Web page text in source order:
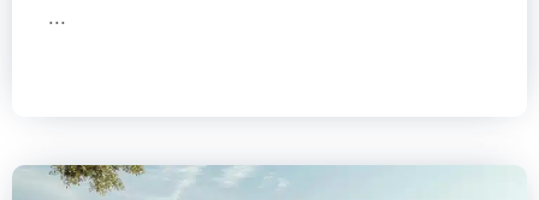
...